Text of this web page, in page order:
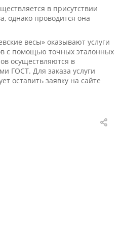
в присутствии
однако проводится она
весы» оказывают услуги
с помощью точных эталонных
осуществляются в
ГОСТ. Для заказа услуги
оставить заявку на сайте